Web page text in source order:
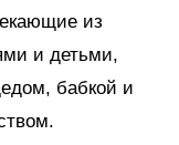
из
и детьми,
бабкой и